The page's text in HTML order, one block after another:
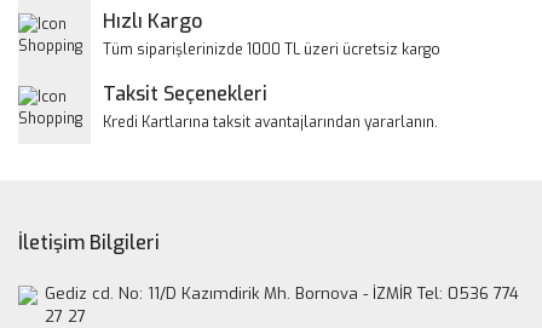
Bu ürüne benzer farklı alternatifler olmalı.
Hızlı Kargo
Tüm siparişlerinizde 1000 TL üzeri ücretsiz kargo
Taksit Seçenekleri
Kredi Kartlarına taksit avantajlarından yararlanın.
İletişim Bilgileri
Gediz cd. No: 11/D Kazımdirik Mh. Bornova - İZMİR Tel: 0536 774
27 27